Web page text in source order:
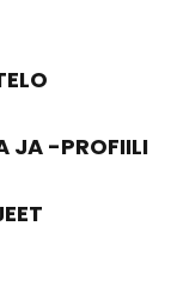
JA -PROFIILI